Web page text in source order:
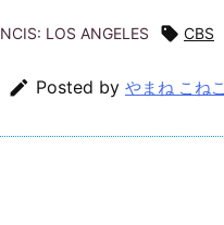
NCIS: LOS ANGELES  CBS
 Posted by やまね こねこ